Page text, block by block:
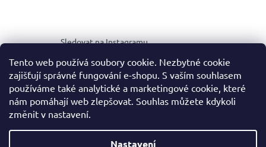
Tento web používá soubory cookie. Nezbytné cookie
zajišťují správné fungování e-shopu. S vaším souhlasem
používáme také analytické a marketingové cookie, které
nám pomáhají web zlepšovat. Souhlas můžete kdykoli
změnit v nastavení.
Nastavení
Sledovat na Instagramu
MEDIA KIT
Vytvořil Shoptet